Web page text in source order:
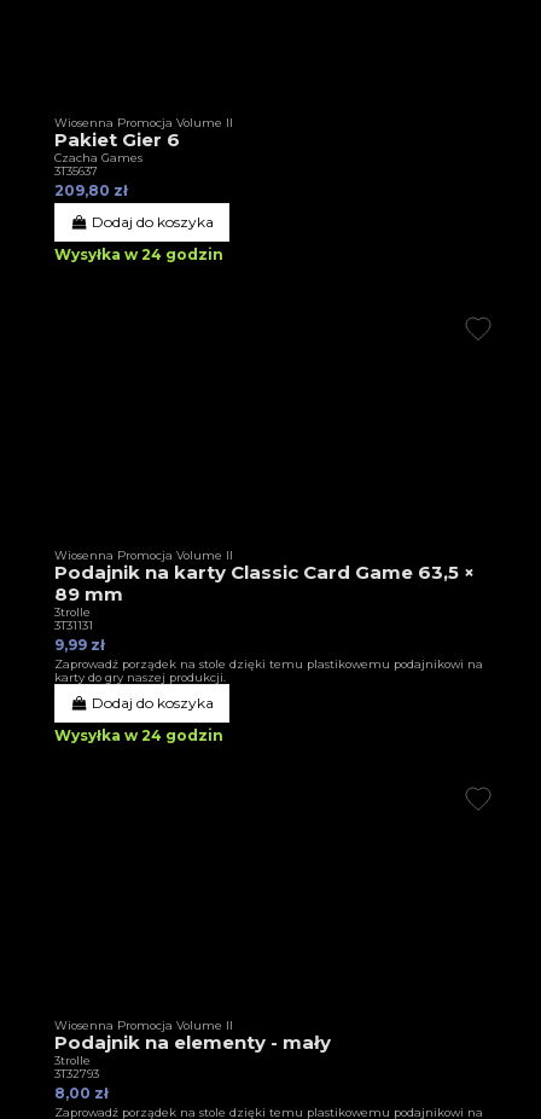
Wiosenna Promocja Volume II
Pakiet Gier 6
Czacha Games
3T35637
209,80 zł
Dodaj do koszyka
Wysyłka w 24 godzin
Wiosenna Promocja Volume II
Podajnik na karty Classic Card Game 63,5 ×
89 mm
3trolle
3T31131
9,99 zł
Zaprowadź porządek na stole dzięki temu plastikowemu podajnikowi na
karty do gry naszej produkcji.
Dodaj do koszyka
Wysyłka w 24 godzin
Wiosenna Promocja Volume II
Podajnik na elementy - mały
3trolle
3T32793
8,00 zł
Zaprowadź porządek na stole dzięki temu plastikowemu podajnikowi na